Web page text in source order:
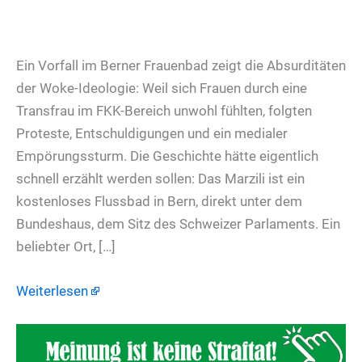
Ein Vorfall im Berner Frauenbad zeigt die Absurditäten
der Woke-Ideologie: Weil sich Frauen durch eine
Transfrau im FKK-Bereich unwohl fühlten, folgten
Proteste, Entschuldigungen und ein medialer
Empörungssturm. Die Geschichte hätte eigentlich
schnell erzählt werden sollen: Das Marzili ist ein
kostenloses Flussbad in Bern, direkt unter dem
Bundeshaus, dem Sitz des Schweizer Parlaments. Ein
beliebter Ort, […]
Weiterlesen